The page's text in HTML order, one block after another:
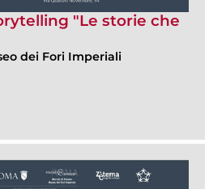
"Le storie che
dei Fori Imperiali